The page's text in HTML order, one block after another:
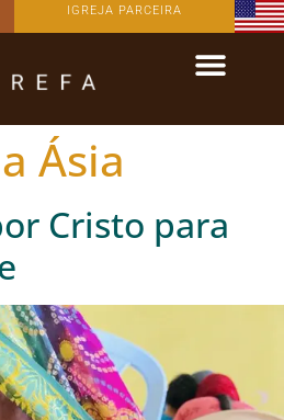
IGREJA PARCEIRA
Ásia
Cristo para